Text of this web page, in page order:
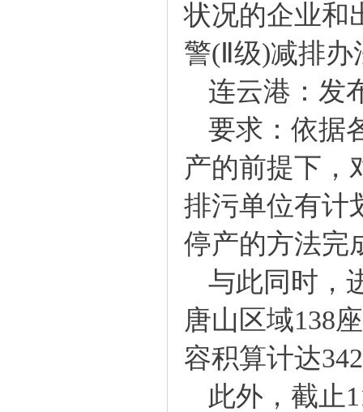
状况的企业和
警(Ⅱ级)减排办
连云港：发
要求：依据
产的前提下，
排污单位有计
停产的方法完
与此同时，
唐山区域138
容积算计达
此外，截止